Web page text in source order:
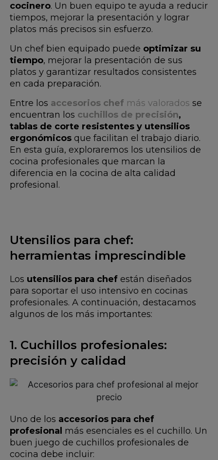
cocinero. Un buen equipo te ayuda a reducir
tiempos, mejorar la presentación y lograr
platos más precisos sin esfuerzo.
Un chef bien equipado puede optimizar su
tiempo, mejorar la presentación de sus
platos y garantizar resultados consistentes
en cada preparación.
Entre los accesorios chef más valorados se
encuentran los cuchillos de precisión,
tablas de corte resistentes y utensilios
ergonómicos que facilitan el trabajo diario.
En esta guía, exploraremos los utensilios de
cocina profesionales que marcan la
diferencia en la cocina de alta calidad
profesional.
Utensilios para chef:
herramientas imprescindible
Los utensilios para chef están diseñados
para soportar el uso intensivo en cocinas
profesionales. A continuación, destacamos
algunos de los más importantes:
1. Cuchillos profesionales:
precisión y calidad
Uno de los accesorios para chef
profesional más esenciales es el cuchillo. Un
buen juego de cuchillos profesionales de
cocina debe incluir: